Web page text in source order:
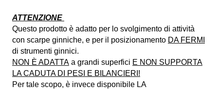
ATTENZIONE
Questo prodotto è adatto per lo svolgimento di attività
con scarpe ginniche, e per il posizionamento DA FERMI
di strumenti ginnici.
NON È ADATTA a grandi superfici E NON SUPPORTA
LA CADUTA DI PESI E BILANCIERI!
Per tale scopo, è invece disponibile LA